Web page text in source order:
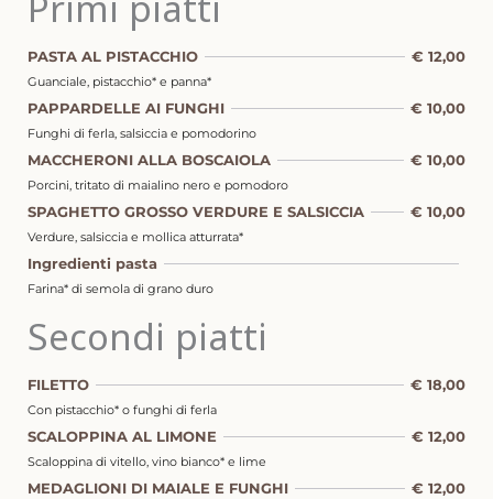
PASTA AL PISTACCHIO € 12,00
Guanciale, pistacchio* e panna*
PAPPARDELLE AI FUNGHI € 10,00
Funghi di ferla, salsiccia e pomodorino
MACCHERONI ALLA BOSCAIOLA € 10,00
Porcini, tritato di maialino nero e pomodoro
SPAGHETTO GROSSO VERDURE E SALSICCIA € 10,00
Verdure, salsiccia e mollica atturrata*
Ingredienti pasta
Farina* di semola di grano duro
Secondi piatti
FILETTO € 18,00
Con pistacchio* o funghi di ferla
SCALOPPINA AL LIMONE € 12,00
Scaloppina di vitello, vino bianco* e lime
MEDAGLIONI DI MAIALE E FUNGHI € 12,00